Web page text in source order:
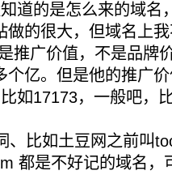
的是怎么来的域名
做的很大，但域名上
推广价值，不是品牌
个亿。但是他的推广
如17173，一般吧，
比如土豆网之前叫
都是不好记的域名，